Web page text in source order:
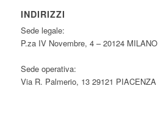
INDIRIZZI
Sede legale:
P.za IV Novembre, 4 – 20124 MILANO
Sede operativa:
Via R. Palmerio, 13 29121 PIACENZA